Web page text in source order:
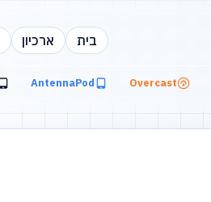
בית ארכיון
Overcast
AntennaPod